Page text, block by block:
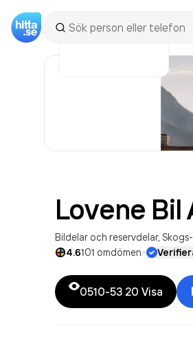
Lovene Bil
Bildelar och reservdelar
4.6101 omdömen·
0510-53 20 Visa